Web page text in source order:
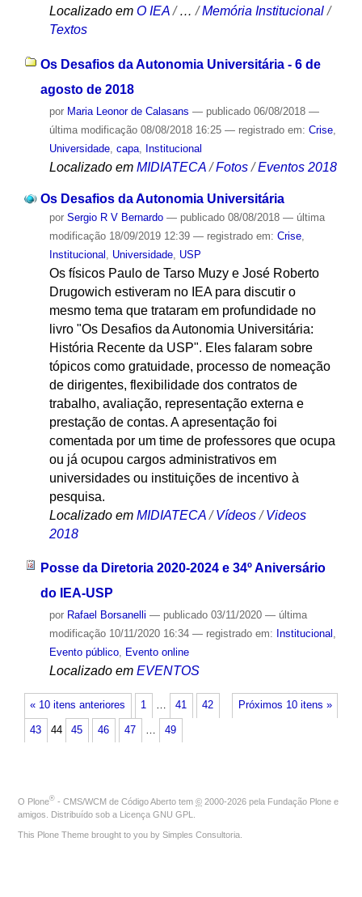
Localizado em O IEA /…/Memória Institucional /
Textos
Os Desafios da Autonomia Universitária - 6 de
agosto de 2018
por Maria Leonor de Calasans — publicado06/08/2018 —
última modificação08/08/2018 16:25 — registrado em: Crise,
Universidade, capa, Institucional
Localizado em MIDIATECA /Fotos /Eventos 2018
Os Desafios da Autonomia Universitária
por Sergio R V Bernardo — publicado08/08/2018 — última
modificação18/09/2019 12:39 — registrado em: Crise,
Institucional
Universidade, USP
Os físicos Paulo de Tarso Muzy e José Roberto
Drugowich estiveram no IEA para discutir o
mesmo tema que trataram em profundidade no
livro "Os Desafios da Autonomia Universitária:
História Recente da USP". Eles falaram sobre
tópicos como gratuidade, processo de nomeação
de dirigentes, flexibilidade dos contratos de
trabalho, avaliação, representação externa e
prestação de contas. A apresentação foi
comentada por um time de professores que ocupa
ou já ocupou cargos administrativos em
universidades ou instituições de incentivo à
pesquisa.
Localizado em MIDIATECA /Vídeos /Videos
2018
Posse da Diretoria 2020-2024 e 34º Aniversário
do IEA-USP
por Rafael Borsanelli — publicado03/11/2020 — última
modificação10/11/2020 16:34 — registrado em: Institucional ,
Evento público, Evento online
Localizado em EVENTOS
« 10 itens anteriores Próximos 10 itens »
1 … 41 42
43 44 45 46 47 … 49
O Plone® - CMS/WCM de Código Aberto tem © 2000-2026 pela Fundação Plone e
amigos. Distribuído sob a Licença GNU GPL
This Plone Theme brought to you by Simples Consultoria